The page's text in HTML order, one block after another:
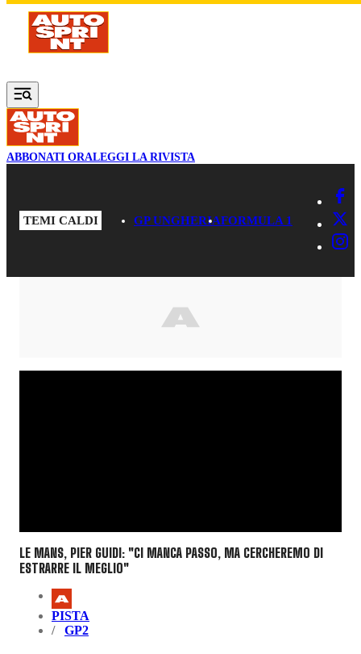
Vai al contenuto principale
ABBONATI ORALEGGI LA RIVISTA
TEMI CALDI GP UNGHERIAFORMULA 1
LE MANS, PIER GUIDI: "CI MANCA PASSO, MA CERCHEREMO DI
ESTRARRE IL MEGLIO"
PISTA
GP2